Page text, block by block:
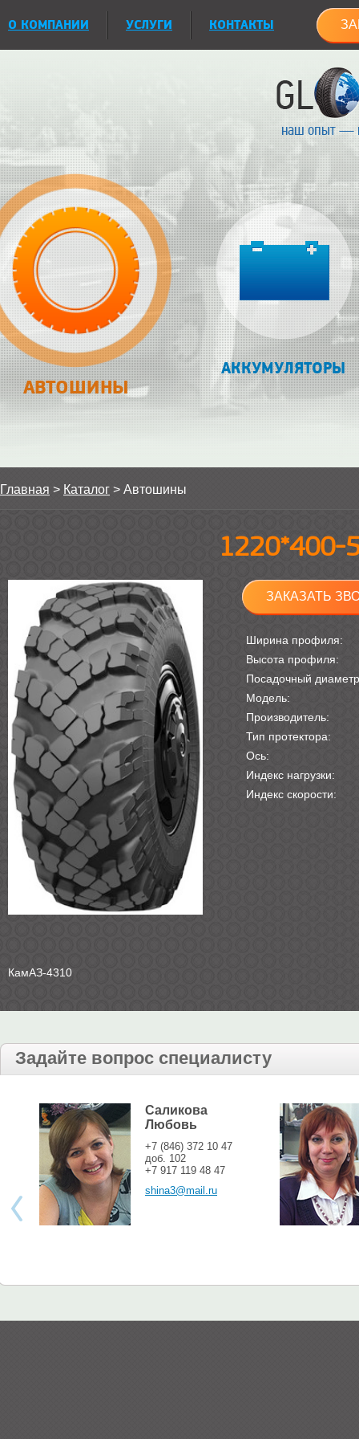
О КОМПАНИИ УСЛУГИ КОНТАКТЫ
наш опыт —
АВТОШИНЫ
АККУМУЛЯТОРЫ
Главная > Каталог > Автошины
ЗАКАЗАТЬ
Ширина профиля:
Высота профиля:
Посадочный
Модель:
Производитель:
Тип протектора:
Ось:
Индекс нагрузки:
Индекс скорости:
КамАЗ-4310
Задайте вопрос специалисту
Саликова
Любовь
+7 (846) 372 10 47
доб. 102
+7 917 119 48 47
shina3@mail.ru